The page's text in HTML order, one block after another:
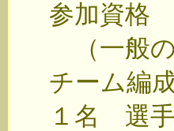
参加資格
（一般
チーム編
１名 選